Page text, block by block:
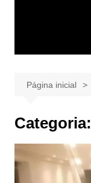
Página inicial
Categoria: